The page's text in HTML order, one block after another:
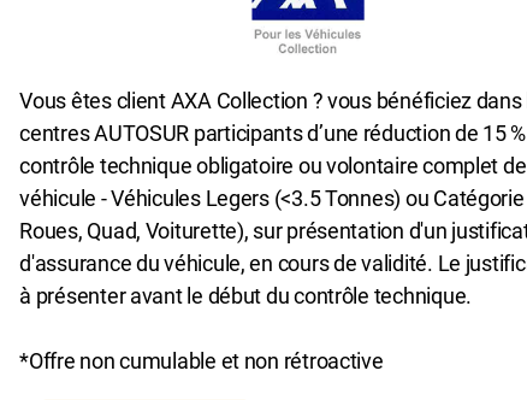
Détails
de personnaliser le contenu et les annonces, d'offrir des
trafic. Nous partageons également des informations sur
de publicité et d'analyse, qui peuvent combiner celles-
qu'ils ont collectées lors de votre utilisation de leurs services.
une entreprise, vous souhaitez mettre en place un
ou réaliser le contrôle technique de votre flotte de
contacter notre Responsable Grands Comptes au
x.chaillou@autosur.com
Vous êtes client AXA Collection ? vous bénéficiez dans
centres AUTOSUR participants d’une réduction de 15
contrôle technique obligatoire ou volontaire complet
véhicule - Véhicules Legers (<3.5 Tonnes) ou Catégorie
Roues, Quad, Voiturette), sur présentation d'un
d'assurance du véhicule, en cours de validité. Le
à présenter avant le début du contrôle technique.
*Offre non cumulable et non rétroactive